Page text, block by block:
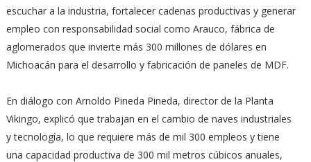
escuchar a la industria, fortalecer cadenas productivas y generar
empleo con responsabilidad social como Arauco, fábrica de
aglomerados que invierte más 300 millones de dólares en
Michoacán para el desarrollo y fabricación de paneles de MDF.
En diálogo con Arnoldo Pineda Pineda, director de la Planta
Vikingo, explicó que trabajan en el cambio de naves industriales
y tecnología, lo que requiere más de mil 300 empleos y tiene
una capacidad productiva de 300 mil metros cúbicos anuales,